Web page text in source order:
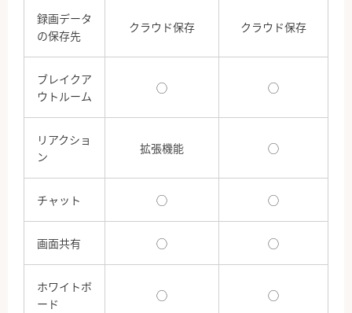
録画データ
の保存先
クラウド保存 クラウド保存
ブレイクア
ウトルーム
◯ ◯
リアクショ
ン
拡張機能 ◯
チャット ◯ ◯
画面共有 ◯ ◯
ホワイトボ
ード
◯ ◯